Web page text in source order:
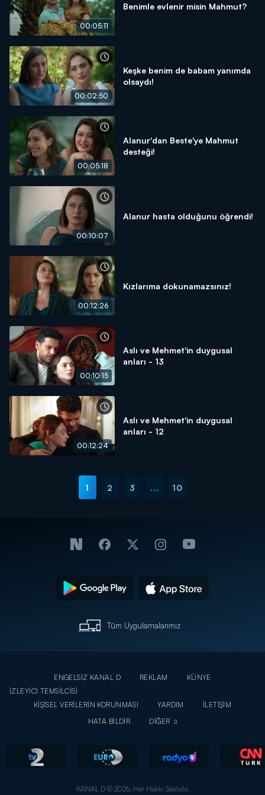
00:05:11
Benimle evlenir misin Mahmut?
00:02:50
Keşke benim de babam yanımda
olsaydı!
00:05:18
Alanur'dan Beste'ye Mahmut
desteği!
00:10:07
Alanur hasta olduğunu öğrendi!
00:12:26
Kızlarıma dokunamazsınız!
00:10:15
Aslı ve Mehmet'in duygusal
anları - 13
00:12:24
Aslı ve Mehmet'in duygusal
anları - 12
1 2 3 ... 10
Tüm Uygulamalarımız
ENGELSİZ KANAL D REKLAM
KÜNYE
İZLEYİCİ TEMSİLCİSİ
KİŞİSEL VERİLERİN KORUNMASI
YARDIM
İLETİŞİM
HATA BİLDİR
DİĞER
KANAL D © 2026. Her Hakkı Saklıdır.